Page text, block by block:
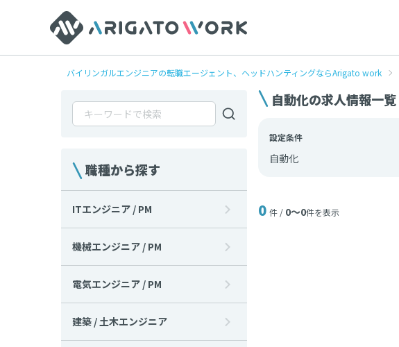
バイリンガルエンジニアの転職エージェント、ヘッドハンティングならArigato work
自動化の求人情報一覧
設定条件
自動化
0 件 / 0〜0件を表示
職種から探す
ITエンジニア / PM
機械エンジニア / PM
電気エンジニア / PM
建築 / 土木エンジニア